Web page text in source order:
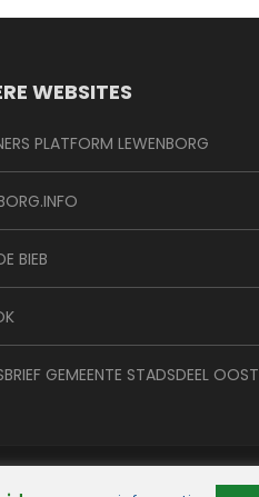
WEBSITES
PLATFORM LEWENBORG
BIEB
GEMEENTE STADSDEEL OOST